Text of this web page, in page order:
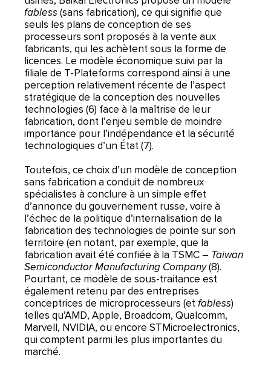
fabless(sans fabrication), ce qui signifie que
seuls les plans de conception de ses
processeurs sont proposés à la vente aux
fabricants, qui les achètent sous la forme de
licences. Le modèle économique suivi par la
filiale de T-Plateforms correspond ainsi à une
perception relativement récente de l’aspect
stratégique de la conception des nouvelles
technologies (6) face à la maîtrise de leur
fabrication, dont l’enjeu semble de moindre
importance pour l’indépendance et la sécurité
technologiques d’un État (7).
Toutefois, ce choix d’un modèle de conception
sans fabrication a conduit de nombreux
spécialistes à conclure à un simple effet
d’annonce du gouvernement russe, voire à
l’échec de la politique d’internalisation de la
fabrication des technologies de pointe sur son
territoire (en notant, par exemple, que la
fabrication avait été confiée à la TSMC – Taiwan
Semiconductor Manufacturing Company(8).
Pourtant, ce modèle de sous-traitance est
également retenu par des entreprises
conceptrices de microprocesseurs (etfabless)
telles qu’AMD, Apple, Broadcom, Qualcomm,
Marvell, NVIDIA, ou encore STMicroelectronics,
qui comptent parmi les plus importantes du
marché.